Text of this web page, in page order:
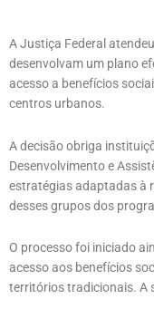
A Justiça Federal
desenvolvam um plano
acesso a benefícios
centros urbanos.
A decisão obriga
Desenvolvimento e
estratégias adaptadas à
desses grupos dos
O processo foi iniciado
acesso aos benefícios
territórios tradicionais. A